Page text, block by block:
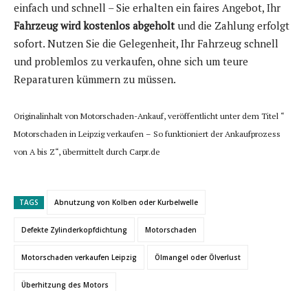
einfach und schnell – Sie erhalten ein faires Angebot, Ihr
Fahrzeug wird kostenlos abgeholtund die Zahlung erfolgt
sofort. Nutzen Sie die Gelegenheit, Ihr Fahrzeug schnell
und problemlos zu verkaufen, ohne sich um teure
Reparaturen kümmern zu müssen.
Originalinhalt von Motorschaden-Ankauf, veröffentlicht unter dem Titel “
Motorschaden in Leipzig verkaufen – So funktioniert der Ankaufprozess
von A bis Z“, übermittelt durch Carpr.de
TAGS Abnutzung von Kolben oder Kurbelwelle
Defekte Zylinderkopfdichtung Motorschaden
Motorschaden verkaufen Leipzig Ölmangel oder Ölverlust
Überhitzung des Motors